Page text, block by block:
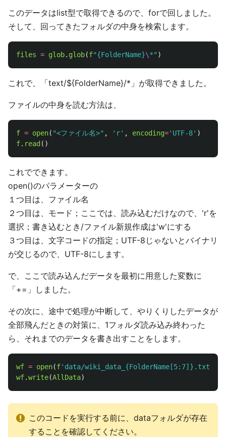
このデータはlist型で取得できるので、forで回しました。
そして、回ってきたフォルダの中身を検索します。
files = glob. glob(f"{FolderName}\*" )
これで、「text/${FolderName}/*」が取得できました。
ファイルの中身を読む方法は、
f = open( "<ファイル名>" , ' r' , encoding=' UTF-8' )
f. read ()
これでできます。
open()のパラメーターの
１つ目は、ファイル名
２つ目は、モード；ここでは、読み込むだけなので、'r'を
選択；書き込むとき/ファイル新規作成は'w'にする
３つ目は、文字コードの指定；UTF-8じゃないとバイナリ
が交じるので、UTF-8にします。
で、ここで読み込んだデータを最初に用意した変数に
「+=」しました。
その次に、途中で処理が中断して、やりくりしたデータが
全部飛んだときの対策に、1フォルダ読み込み終わった
ら、それまでのデータを書き出すことをします。
wf = open(f' data/wiki_data_{FolderName[5:7]}.txt
wf.write(AllData)
このコードを実行する前に、dataフォルダが存在
することを確認してください。